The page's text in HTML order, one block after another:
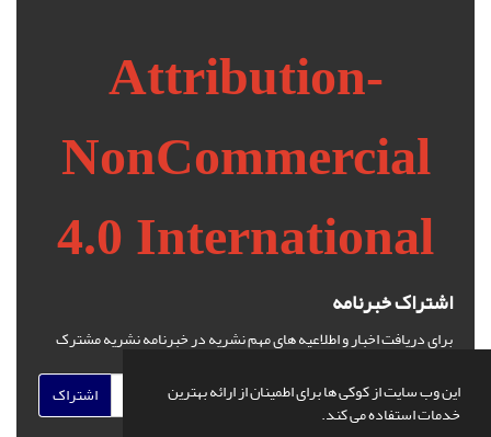
این وب سایت از کوکی ها برای اطمینان از ارائه بهترین
خدمات استفاده می کند.
Attribution-
NonCommercial
4.0 International
اشتراک خبرنامه
برای دریافت اخبار و اطلاعیه های مهم نشریه در خبرنامه نشریه مشترک
اشتراک